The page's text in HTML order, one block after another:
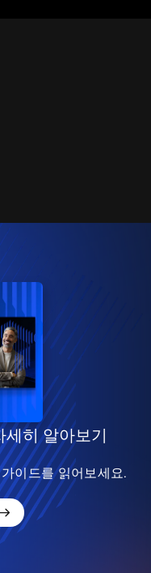
세히 알아보기
이드를 읽어보세요.